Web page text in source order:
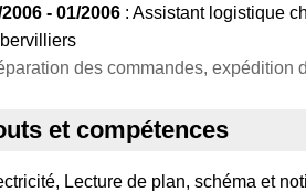
- 01/2006 : Assistant logistique
des commandes, expédition
et compétences
Lecture de plan, schéma et